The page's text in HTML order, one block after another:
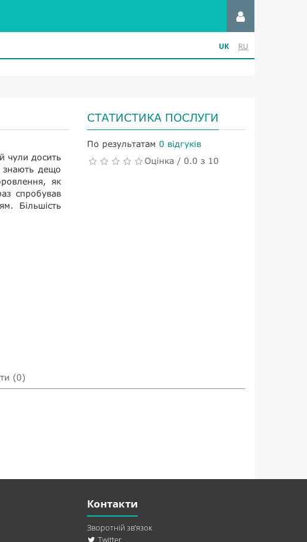
UK RU
чули досить
знають дещо
як
спробував
Більшість
СТАТИСТИКА ПОСЛУГИ
По результатам 0 відгуків
Оцінка / 0.0 з 10
(0)
Контакти
Зворотній зв’язок
Twitter